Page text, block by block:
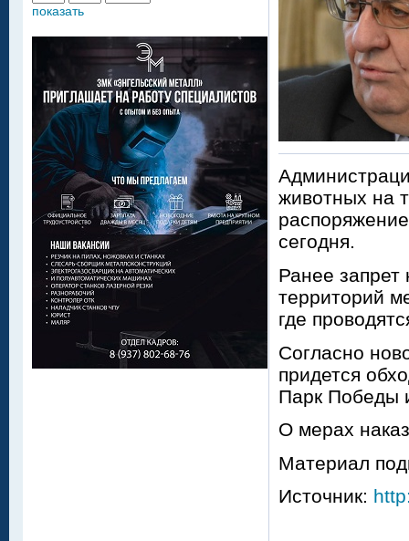
животных на
сегодня.
Ранее запрет
территорий
где
Согласно
придется
Парк Победы
О мерах
Материал
Источник:
показать